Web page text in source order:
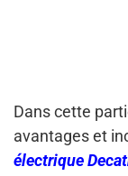
Dans cette
avantages et
électrique